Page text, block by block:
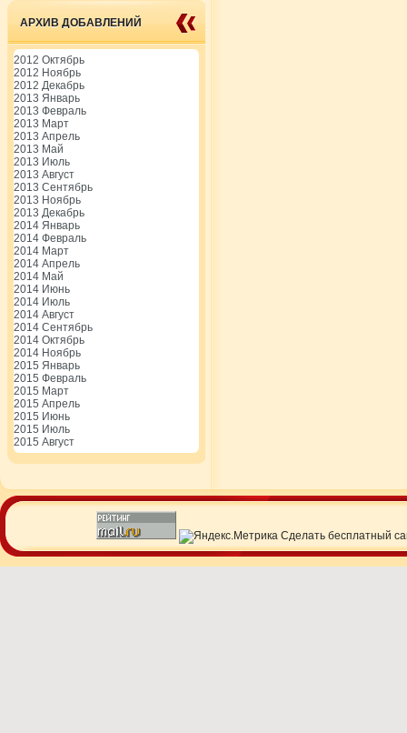
АРХИВ ДОБАВЛЕНИЙ
2012 Октябрь
2012 Ноябрь
2012 Декабрь
2013 Январь
2013 Февраль
2013 Март
2013 Апрель
2013 Май
2013 Июль
2013 Август
2013 Сентябрь
2013 Ноябрь
2013 Декабрь
2014 Январь
2014 Февраль
2014 Март
2014 Апрель
2014 Май
2014 Июнь
2014 Июль
2014 Август
2014 Сентябрь
2014 Октябрь
2014 Ноябрь
2015 Январь
2015 Февраль
2015 Март
2015 Апрель
2015 Июнь
2015 Июль
2015 Август
Сделать бесплатный